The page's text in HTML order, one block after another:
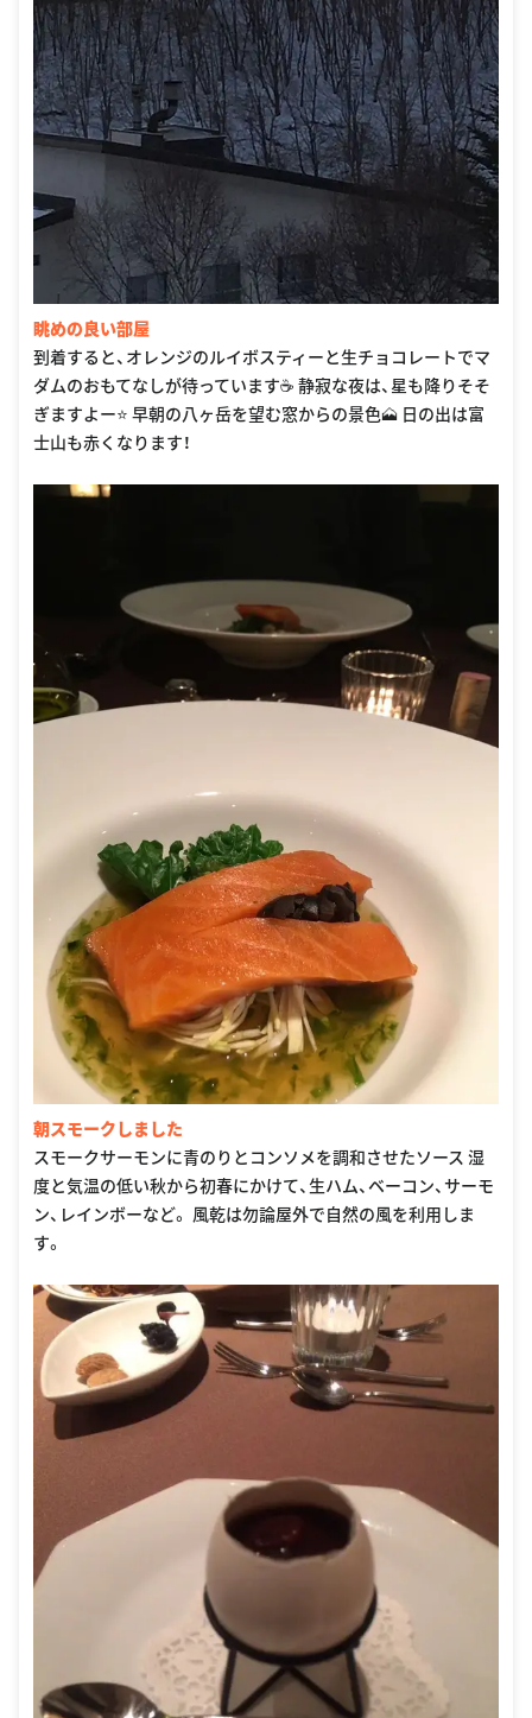
眺めの良い部屋
到着すると、オレンジのルイボスティーと生チョコレートでマ
ダムのおもてなしが待っています☕️ 静寂な夜は、星も降りそそ
ぎますよー⭐️ 早朝の八ヶ岳を望む窓からの景色🗻 日の出は富
士山も赤くなります！
朝スモークしました
スモークサーモンに青のりとコンソメを調和させたソース 湿
度と気温の低い秋から初春にかけて、生ハム、ベーコン、サーモ
ン、レインボーなど。 風乾は勿論屋外で自然の風を利用しま
す。